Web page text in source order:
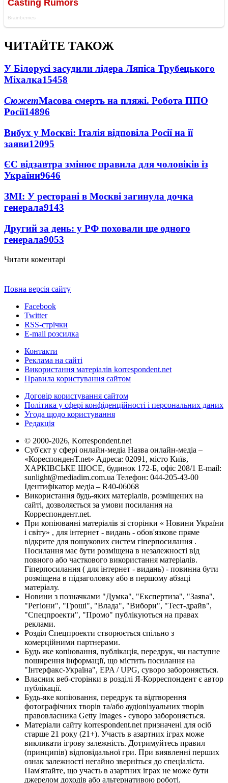
ЧИТАЙТЕ ТАКОЖ
У Білорусі засудили лідера Ляпіса Трубецького
Міхалка15458
СюжетМасова смерть на пляжі. Робота ППО
Росії14896
Вибух у Москві: Італія відповіла Росії на її
заяви12095
ЄС відзавтра змінює правила для чоловіків із
України9646
ЗМІ: У ресторані в Москві загинула дочка
генерала9143
Другий за день: у РФ поховали ще одного
генерала9053
Читати коментарі
Повна версія сайту
Facebook
Twitter
RSS-стрічки
E-mail розсилка
Контакти
Реклама на сайті
Використання матеріалів korrespondent.net
Правила користування сайтом
Договір користування сайтом
Політика у сфері конфіденційності і персональних даних
Угода щодо користування
Редакція
© 2000-2026, Korrespondent.net
Суб'єкт у сфері онлайн-медіа Назва онлайн-медіа –
«КореспонденТ.net» Адреса: 02091, місто Київ,
ХАРКІВСЬКЕ ШОСЕ, будинок 172-Б, офіс 208/1 E-mail:
sunlight@mediadim.com.ua Телефон: 044-205-43-00
Ідентифікатор медіа – R40-06068
Використання будь-яких матеріалів, розміщених на
сайті, дозволяється за умови посилання на
Корреспондент.net.
При копіюванні матеріалів зі сторінки « Новини України
і світу» , для інтернет - видань - обов'язкове пряме
відкрите для пошукових систем гіперпосилання .
Посилання має бути розміщена в незалежності від
повного або часткового використання матеріалів.
Гіперпосилання ( для інтернет - видань) - повинна бути
розміщена в підзаголовку або в першому абзаці
матеріалу.
Новини з позначками "Думка", "Експертиза", "Заява",
"Регіони", "Гроші", "Влада", "Вибори", "Тест-драйв",
"Спецпроекти", "Промо" публікуються на правах
реклами.
Розділ Спецпроекти створюється спільно з
комерційними партнерами.
Будь яке копіювання, публікація, передрук, чи наступне
поширення інформації, що містить посилання на
"Інтерфакс-Україна", EPA / UPG, суворо забороняється.
Власник веб-сторінки в розділі Я-Корреспондент є автор
публікації.
Будь-яке копіювання, передрук та відтворення
фотографічних творів та/або аудіовізуальних творів
правовласника Getty Images - суворо забороняється.
Матеріали сайту korrespondent.net призначені для осіб
старше 21 року (21+). Участь в азартних іграх може
викликати ігрову залежність. Дотримуйтесь правил
(принципів) відповідальної гри. При виявленні перших
ознак залежності негайно зверніться до спеціаліста.
Пам'ятайте, що участь в азартних іграх не може бути
джерелом доходів або альтернативою роботі.